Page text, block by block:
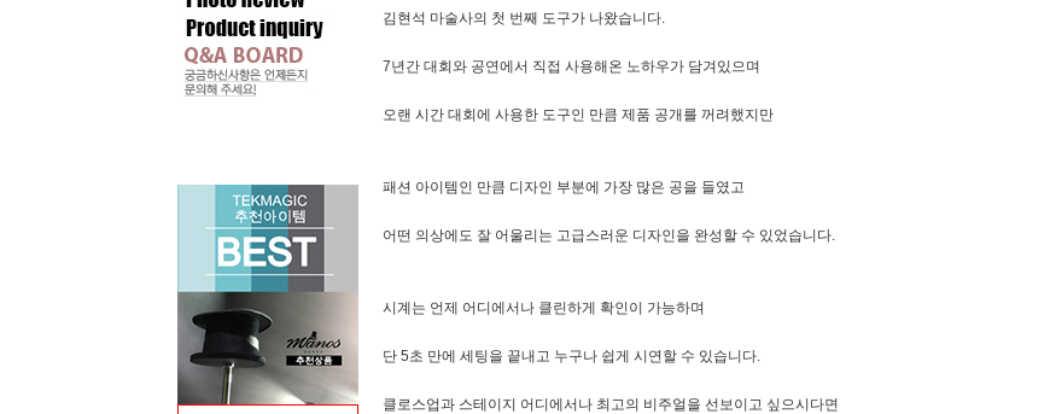
김현석 마술사의 첫 번째 도구가 나왔습니다.
7년간 대회와 공연에서 직접 사용해온 노하우가 담겨있으며
오랜 시간 대회에 사용한 도구인 만큼 제품 공개를 꺼려했지만
패션 아이템인 만큼 디자인 부분에 가장 많은 공을 들였고
어떤 의상에도 잘 어울리는 고급스러운 디자인을 완성할 수 있었습니다.
시계는 언제 어디에서나 클린하게 확인이 가능하며
단 5초 만에 세팅을 끝내고 누구나 쉽게 시연할 수 있습니다.
클로스업과 스테이지 어디에서나 최고의 비주얼을 선보이고 싶으시다면